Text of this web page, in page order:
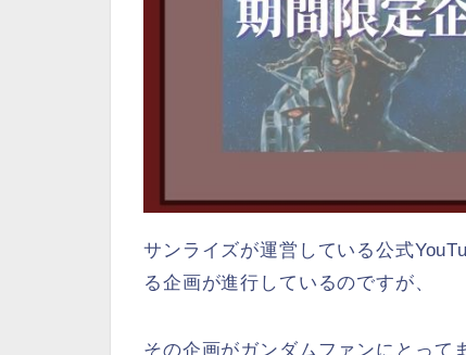
サンライズが運営している公式
る企画が進行しているのですが、
その企画がガンダムファンにとって